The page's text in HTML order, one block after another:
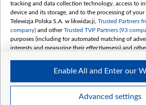
Погляд
Цікаво
Slawa.tv
Про нас
Контакти
Правила використання
Обробка даних
tracking and data collection technology, access to
device and its storage, and to the processing of
Telewizja Polska S.A. w likwidacji, Trusted Partners
company) and otherTrusted TVP Partners (93
purposes (including for automated matching of
interests and measuring their effectiveness) and
The purposes of processing your data by TVP S.A. w
follows:
Use limited data to select advertising
Advanced settings
Enable All and Enter our